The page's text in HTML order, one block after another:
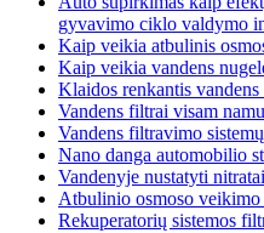
gyvavimo ciklo valdymo
Kaip veikia atbulinis
Kaip veikia vandens
Klaidos renkantis
Vandens filtrai visam
Vandens filtravimo
Nano danga automobilio
Vandenyje nustatyti nitratai
Atbulinio osmoso veikimo
Rekuperatorių sistemos